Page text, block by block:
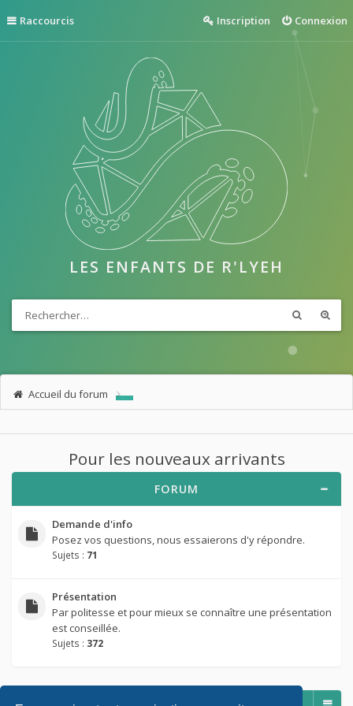
Raccourcis Connexion
Inscription
LES ENFANTS DE R'LYEH
Accueil du forum
Pour les nouveaux arrivants
FORUM
Demande d'info
Posez vos questions, nous essaierons d'y répondre.
Sujets : 71
Présentation
Par politesse et pour mieux se connaître une présentation
est conseillée.
Sujets : 372